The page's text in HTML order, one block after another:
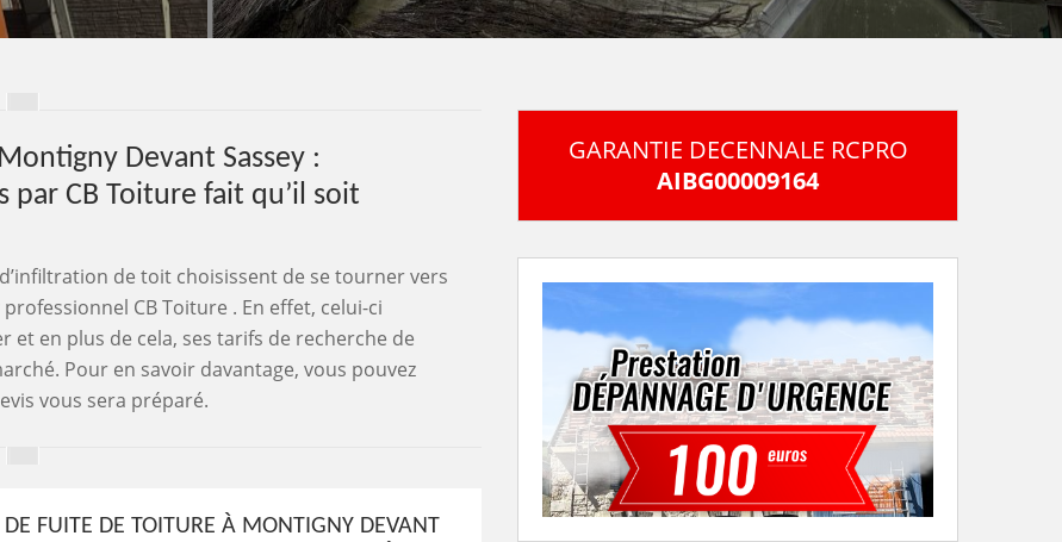
Devant Sassey :
par CB Toiture fait qu’il soit
de toit choisissent de se tourner vers
CB Toiture . En effet, celui-ci
et en plus de cela, ses tarifs de recherche de
Pour en savoir davantage, vous pouvez
vous sera préparé.
DE FUITE DE TOITURE À MONTIGNY DEVANT
GARANTIE DECENNALE RCPRO
AIBG00009164